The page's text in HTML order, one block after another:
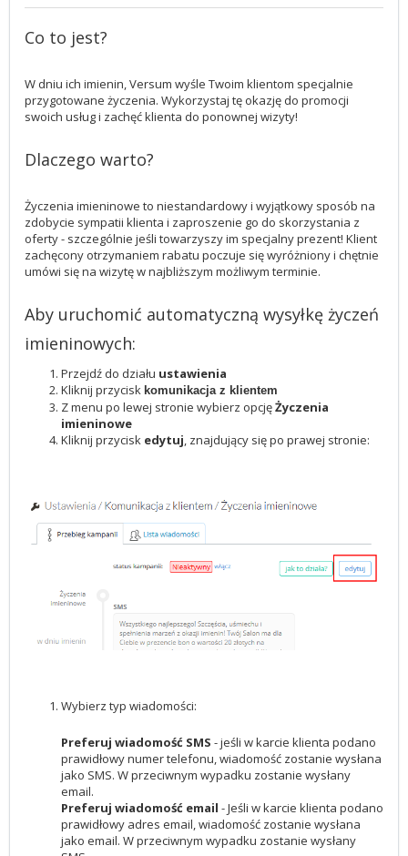
Co to jest?
W dniu ich imienin, Versum wyśle Twoim klientom specjalnie
przygotowane życzenia. Wykorzystaj tę okazję do promocji
swoich usług i zachęć klienta do ponownej wizyty!
Dlaczego warto?
Życzenia imieninowe to niestandardowy i wyjątkowy sposób na
zdobycie sympatii klienta i zaproszenie go do skorzystania z
oferty - szczególnie jeśli towarzyszy im specjalny prezent! Klient
zachęcony otrzymaniem rabatu poczuje się wyróżniony i chętnie
umówi się na wizytę w najbliższym możliwym terminie.
Aby uruchomić automatyczną wysyłkę życzeń
imieninowych:
Przejdź do działu ustawienia
Kliknij przycisk komunikacja z klientem
Z menu po lewej stronie wybierz opcjęŻyczenia
imieninowe
Kliknij przycisk edytuj, znajdujący się po prawej stronie:
Wybierz typ wiadomości:
Preferuj wiadomość SMS - jeśli w karcie klienta podano
prawidłowy numer telefonu, wiadomość zostanie wysłana
jako SMS. W przeciwnym wypadku zostanie wysłany
email.
Preferuj wiadomość email - Jeśli w karcie klienta podano
prawidłowy adres email, wiadomość zostanie wysłana
jako email. W przeciwnym wypadku zostanie wysłany